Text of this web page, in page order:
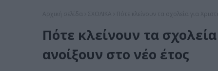
Πότε κλείνουν τα
ανοίξουν στο νέο έτος